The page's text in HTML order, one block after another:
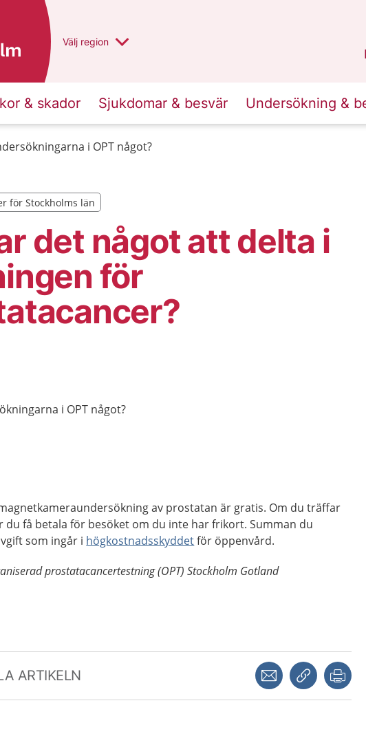
Du har valt region
Välj en annan
region
& skador Sjukdomar & besvär Undersökning &
i OPT något?
det något att delta i
för
för Stockholms län
för Stockholms län
i OPT något?
av prostatan är gratis. Om du träffar
du få betala för besöket om du inte har frikort. Summan du
som ingår i högkostnadsskyddetför öppenvård.
prostatacancertestning (OPT) Stockholm Gotland
ARTIKELN Dela via mejlKopiera länk